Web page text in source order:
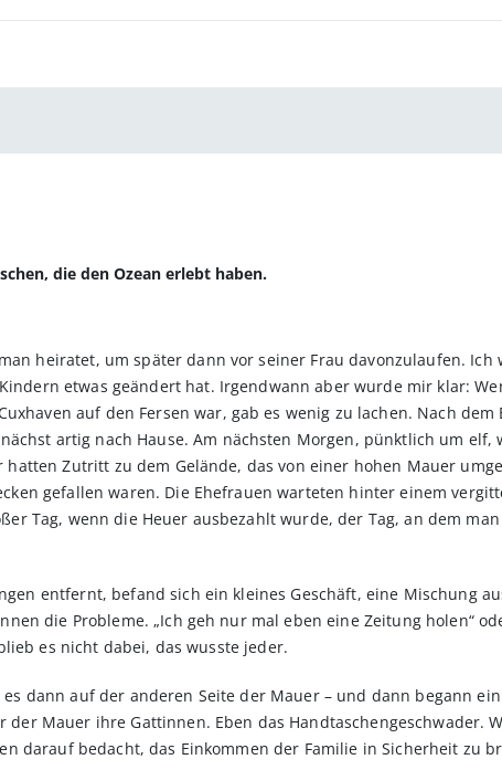
die den Ozean erlebt haben.
heiratet, um später dann vor seiner Frau davonzulaufen. Ich
etwas geändert hat. Irgendwann aber wurde mir klar:
auf den Fersen war, gab es wenig zu lachen. Nach
artig nach Hause. Am nächsten Morgen, pünktlich um elf,
Zutritt zu dem Gelände, das von einer hohen Mauer
gefallen waren. Die Ehefrauen warteten hinter einem
Tag, wenn die Heuer ausbezahlt wurde, der Tag, an dem
entfernt, befand sich ein kleines Geschäft, eine Mischung
die Probleme. „Ich geh nur mal eben eine Zeitung holen“
es nicht dabei, das wusste jeder.
dann auf der anderen Seite der Mauer – und dann begann
Mauer ihre Gattinnen. Eben das Handtaschengeschwader.
darauf bedacht, das Einkommen der Familie in Sicherheit zu